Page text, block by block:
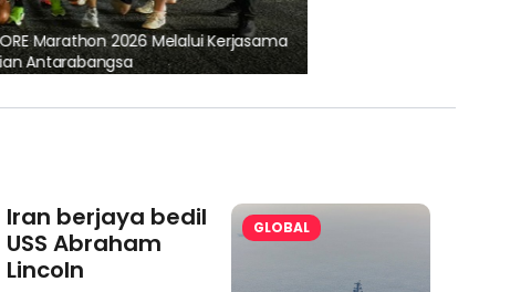
Marathon 2026 Melalui Kerjasama
Antarabangsa
Iran berjaya bedil
USS Abraham
Lincoln
GLOBAL